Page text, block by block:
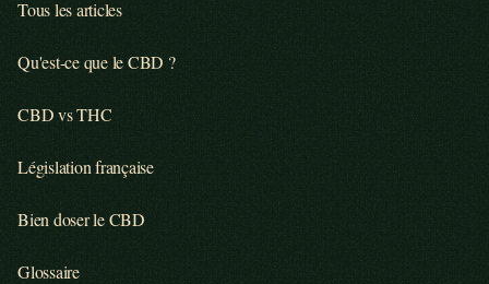
Tous les articles
Qu'est-ce que le CBD ?
CBD vs THC
Législation française
Bien doser le CBD
Glossaire